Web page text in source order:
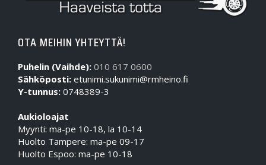
OTA MEIHIN YHTEYTTÄ!
Puhelin (Vaihde): 010 617 0600
Sähköposti: etunimi.sukunimi@rmheino.fi
Y-tunnus: 0748389-3
Aukioloajat
Myynti: ma-pe 10-18, la 10-14
Huolto Tampere: ma-pe 09-17
Huolto Espoo: ma-pe 10-18